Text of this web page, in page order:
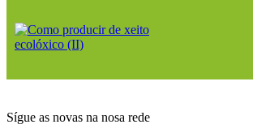
Sígue as novas na nosa rede